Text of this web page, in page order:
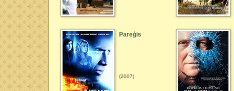
Pareģis
(2007)